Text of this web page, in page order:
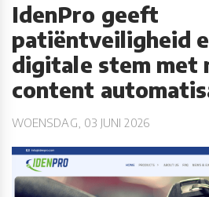
IdenPro geeft
patiëntveiligheid
digitale stem met
content
WOENSDAG, 03 JUNI 2026